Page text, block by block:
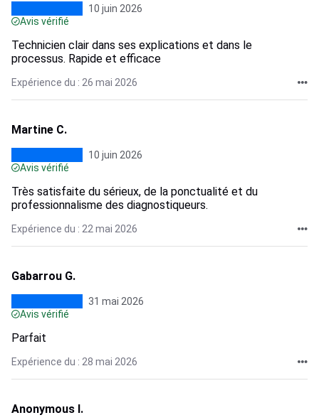
10 juin 2026
Avis vérifié
Technicien clair dans ses explications et dans le
processus. Rapide et efficace
Expérience du : 26 mai 2026
Martine C.
10 juin 2026
Avis vérifié
Très satisfaite du sérieux, de la ponctualité et du
professionnalisme des diagnostiqueurs.
Expérience du : 22 mai 2026
Gabarrou G.
31 mai 2026
Avis vérifié
Parfait
Expérience du : 28 mai 2026
Anonymous I.